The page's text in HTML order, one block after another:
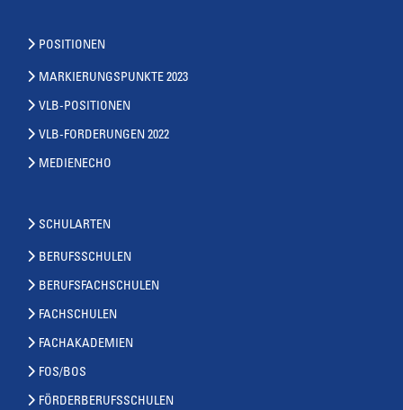
POSITIONEN
MARKIERUNGSPUNKTE 2023
VLB-POSITIONEN
VLB-FORDERUNGEN 2022
MEDIENECHO
SCHULARTEN
BERUFSSCHULEN
BERUFSFACHSCHULEN
FACHSCHULEN
FACHAKADEMIEN
FOS/BOS
FÖRDERBERUFSSCHULEN